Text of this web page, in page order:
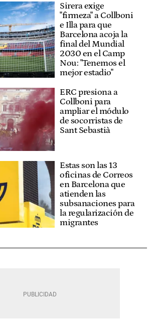
Sirera exige
"firmeza" a Collboni
e Illa para que
Barcelona acoja la
final del Mundial
2030 en el Camp
Nou: "Tenemos el
mejor estadio"
ERC presiona a
Collboni para
ampliar el módulo
de socorristas de
Sant Sebastià
Estas son las 13
oficinas de Correos
en Barcelona que
atienden las
subsanaciones para
la regularización de
migrantes